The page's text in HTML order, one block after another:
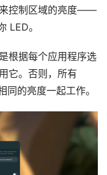
来控制区域的亮度——
LED。
根据每个应用程序选
它。否则，所有
的亮度一起工作。